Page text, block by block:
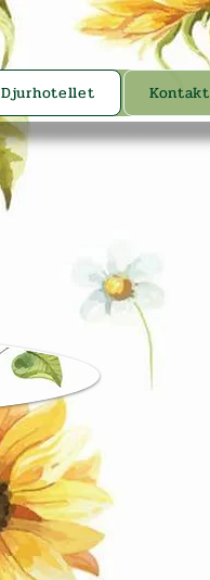
Djurhotellet Kontakt